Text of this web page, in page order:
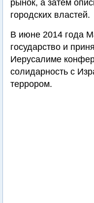
рынок, а затем
городских властей.
В июне 2014 года
государство и
Иерусалиме
солидарность с
террором.